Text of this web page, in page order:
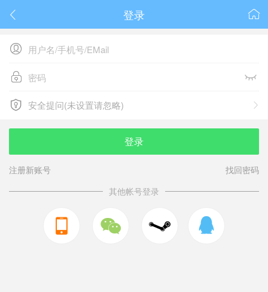
 
登录

 
 
安全提问(未设置请忽略)
安全提问(未设置请忽略)
登录
注册新账号
找回密码
其他帐号登录
  